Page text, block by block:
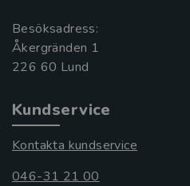
Besöksadress:
Åkergränden 1
Kundservice
Kontakta kundservice
046-31 21 00